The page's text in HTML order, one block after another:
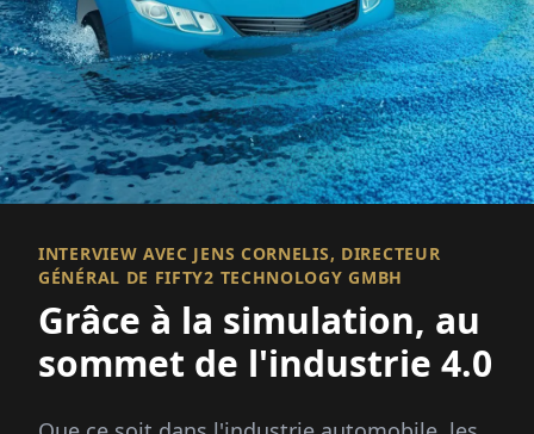
INTERVIEW AVEC JENS CORNELIS, DIRECTEUR
GÉNÉRAL DE FIFTY2 TECHNOLOGY GMBH
Grâce à la simulation, au
sommet de l'industrie 4.0